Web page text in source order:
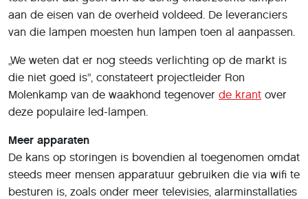
aan de eisen van de overheid voldeed. De leveranciers
van die lampen moesten hun lampen toen al aanpassen.
„We weten dat er nog steeds verlichting op de markt is
die niet goed is”, constateert projectleider Ron
Molenkamp van de waakhond tegenover de krant over
deze populaire led-lampen.
Meer apparaten
De kans op storingen is bovendien al toegenomen omdat
steeds meer mensen apparatuur gebruiken die via wifi te
besturen is, zoals onder meer televisies, alarminstallaties